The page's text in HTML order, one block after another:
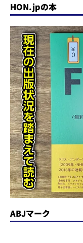
HON.jpの本
ABJマーク